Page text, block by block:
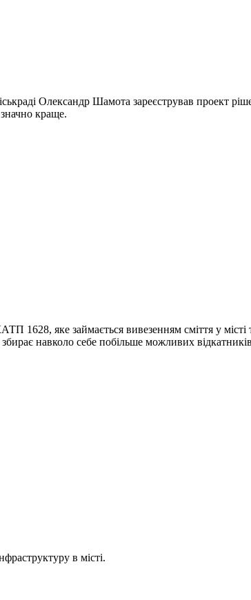
Олександр Шамота зареєстрував проект
краще.
1628, яке займається вивезенням сміття у
навколо себе побільше можливих
в місті.